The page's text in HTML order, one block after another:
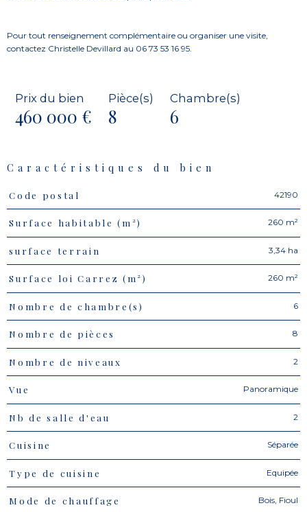
Pour tout renseignement complémentaire ou organiser une visite,
contactez Christelle Devillard au 06 73 53 16 95.
Prix du bien
460 000 €
Pièce(s)
8
Chambre(s)
6
Caractéristiques du bien
Caractéristiques Valeurs
Code postal 42190
Surface habitable (m²) 260 m²
surface terrain 3,34 ha
Surface loi Carrez (m²) 260 m²
Nombre de chambre(s) 6
Nombre de pièces 8
Nombre de niveaux 2
Vue Panoramique
Nb de salle d'eau 2
Cuisine Séparée
Type de cuisine Equipée
Mode de chauffage Bois, Fioul